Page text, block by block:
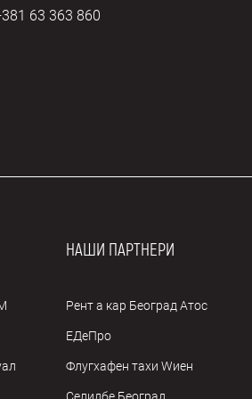
63 363 860
НАШИ ПАРТНЕРИ
Рент а кар Београд Атос
ЕДеПро
Флугхафен таxи Wиен